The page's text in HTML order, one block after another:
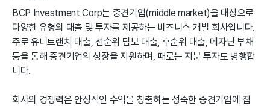
BCP Investment Corp는 중견기업(middle market)을 대상으로
다양한 유형의 대출 및 투자를 제공하는 비즈니스 개발 회사입니다.
주로 유니트랜치 대출, 선순위 담보 대출, 후순위 대출, 메자닌 부채
등을 통해 중견기업의 성장을 지원하며, 때로는 지분 투자도 병행합
니다.
회사의 경쟁력은 안정적인 수익을 창출하는 성숙한 중견기업에 집